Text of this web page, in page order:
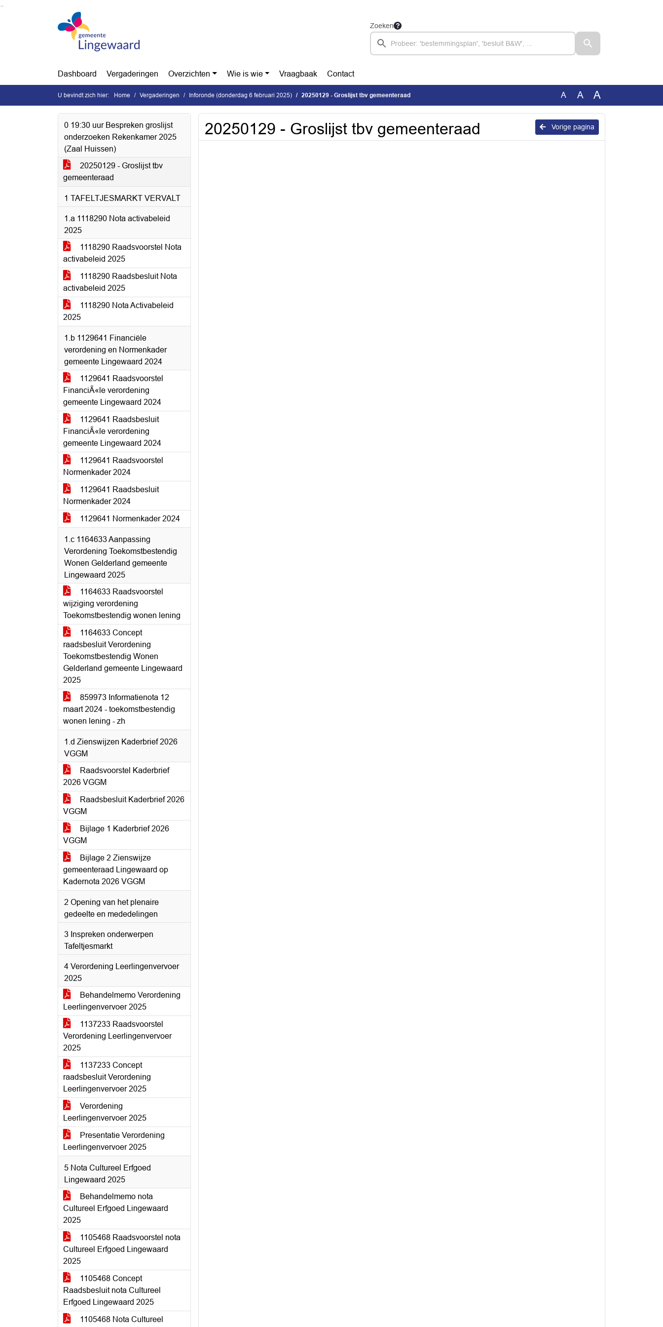
Ga naar de inhoud van deze pagina
Zoeken
Dashboard Vergaderingen Overzichten Wie is wie Vraagbaak Contact
U bevindt zich hier: Home Vergaderingen Inforonde (donderdag 6 februari 2025) 20250129 - Groslijst tbv gemeenteraad A A A
0 19:30 uur Bespreken groslijst
onderzoeken Rekenkamer 2025
(Zaal Huissen)
20250129 - Groslijst tbv
gemeenteraad
1 TAFELTJESMARKT VERVALT
1.a 1118290 Nota activabeleid
2025
1118290 Raadsvoorstel Nota
activabeleid 2025
1118290 Raadsbesluit Nota
activabeleid 2025
1118290 Nota Activabeleid
2025
1.b 1129641 Financiële
verordening en Normenkader
gemeente Lingewaard 2024
1129641 Raadsvoorstel
FinanciÃ«le verordening
gemeente Lingewaard 2024
1129641 Raadsbesluit
FinanciÃ«le verordening
gemeente Lingewaard 2024
1129641 Raadsvoorstel
Normenkader 2024
1129641 Raadsbesluit
Normenkader 2024
1129641 Normenkader 2024
1.c 1164633 Aanpassing
Verordening Toekomstbestendig
Wonen Gelderland gemeente
Lingewaard 2025
1164633 Raadsvoorstel
wijziging verordening
Toekomstbestendig wonen lening
1164633 Concept
raadsbesluit Verordening
Toekomstbestendig Wonen
Gelderland gemeente Lingewaard
2025
859973 Informatienota 12
maart 2024 - toekomstbestendig
wonen lening - zh
1.d Zienswijzen Kaderbrief 2026
VGGM
Raadsvoorstel Kaderbrief
2026 VGGM
Raadsbesluit Kaderbrief 2026
VGGM
Bijlage 1 Kaderbrief 2026
VGGM
Bijlage 2 Zienswijze
gemeenteraad Lingewaard op
Kadernota 2026 VGGM
2 Opening van het plenaire
gedeelte en mededelingen
3 Inspreken onderwerpen
Tafeltjesmarkt
4 Verordening Leerlingenvervoer
2025
Behandelmemo Verordening
Leerlingenvervoer 2025
1137233 Raadsvoorstel
Verordening Leerlingenvervoer
2025
1137233 Concept
raadsbesluit Verordening
Leerlingenvervoer 2025
Verordening
Leerlingenvervoer 2025
Presentatie Verordening
Leerlingenvervoer 2025
5 Nota Cultureel Erfgoed
Lingewaard 2025
Behandelmemo nota
Cultureel Erfgoed Lingewaard
2025
1105468 Raadsvoorstel nota
Cultureel Erfgoed Lingewaard
2025
1105468 Concept
Raadsbesluit nota Cultureel
Erfgoed Lingewaard 2025
1105468 Nota Cultureel
Vorige pagina
20250129 - Groslijst tbv gemeenteraad